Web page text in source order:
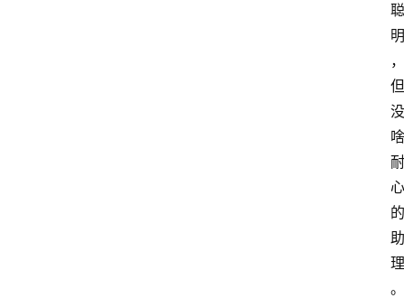
聪
明
，
但
没
啥
耐
心
的
助
理
。